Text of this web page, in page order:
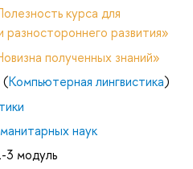
курса для
разностороннего развития»
полученных знаний»
(Компьютерная лингвистика)
наук
3 модуль